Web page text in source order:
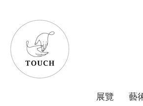
展覽 藝